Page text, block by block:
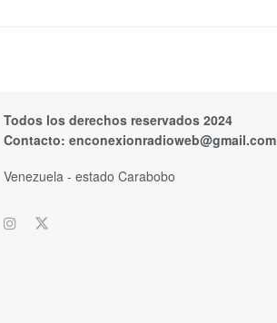
Todos los derechos reservados 2024
Contacto: enconexionradioweb@gmail.com
Venezuela - estado Carabobo